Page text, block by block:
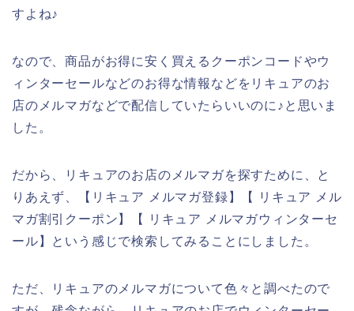
すよね♪
なので、商品がお得に安く買えるクーポンコードやウ
ィンターセールなどのお得な情報などをリキュアのお
店のメルマガなどで配信していたらいいのに♪と思いま
した。
だから、リキュアのお店のメルマガを探すために、と
りあえず、【リキュア メルマガ登録】【 リキュア メル
マガ割引クーポン】【 リキュア メルマガウィンターセ
ール】という感じで検索してみることにしました。
ただ、リキュアのメルマガについて色々と調べたので